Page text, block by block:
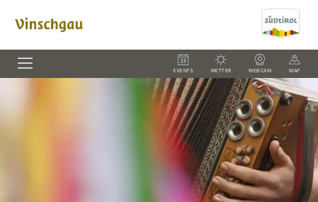
EVENTS WETTER WEBCAM MAP